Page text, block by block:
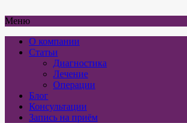
Меню
О компании
Статьи
Диагностика
Лечение
Операции
Блог
Консультации
Запись на приём